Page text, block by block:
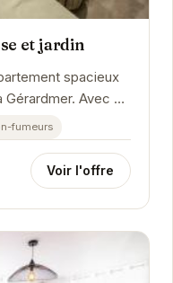
et jardin
spacieux
Avec sa
pourrez...
fumeurs
Voir l'offre